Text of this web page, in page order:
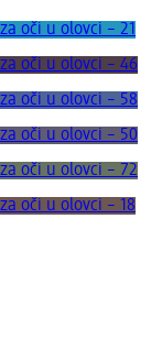
oči u olovci – 21
oči u olovci – 46
oči u olovci – 58
oči u olovci – 50
oči u olovci – 72
oči u olovci – 18